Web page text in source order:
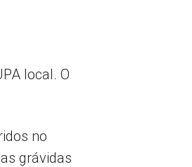
local. O
no
grávidas